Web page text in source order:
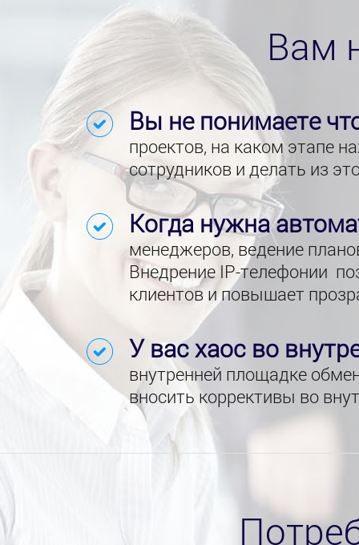
Вам
Вы не понимаете
проектов, на каком этапе
сотрудников и делать из
Когда нужна
менеджеров, ведение
Внедрение IP-телефонии
клиентов и повышает
У вас хаос во
внутренней площадке
вносить коррективы во